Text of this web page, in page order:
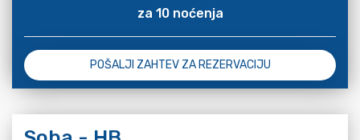
za 10 noćenja
POŠALJI ZAHTEV ZA REZERVACIJU